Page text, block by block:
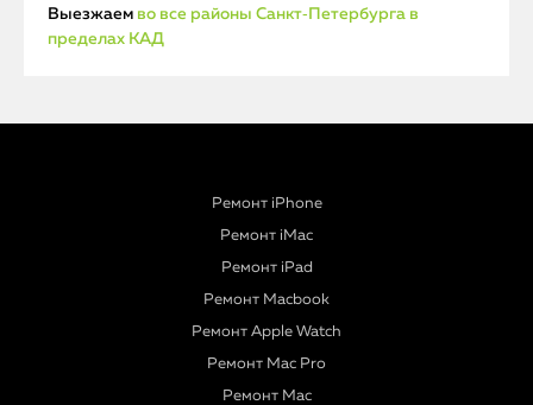
Выезжаем во все районы Санкт‑Петербурга в
пределах КАД
Ремонт iPhone
Ремонт iMac
Ремонт iPad
Ремонт Macbook
Ремонт Apple Watch
Ремонт Mac Pro
Ремонт Mac